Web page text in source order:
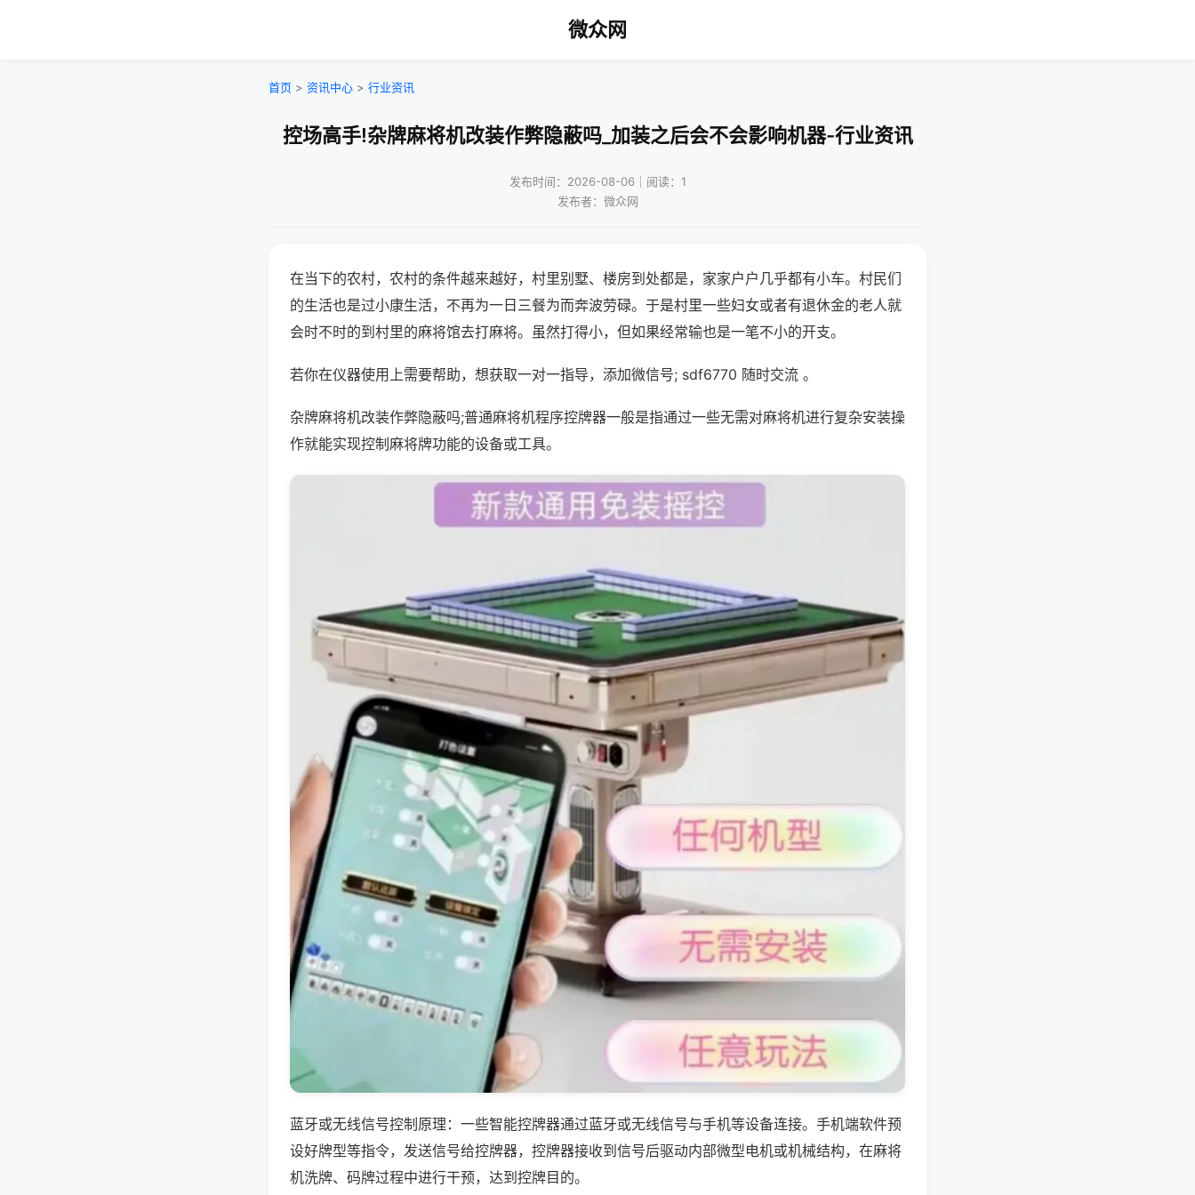
微众网
首页 > 资讯中心 > 行业资讯
控场高手!杂牌麻将机改装作弊隐蔽吗_加装之后会不会影响机器-行业资讯
发布时间：2026-08-06｜阅读：1
发布者：微众网
在当下的农村，农村的条件越来越好，村里别墅、楼房到处都是，家家户户几乎都有小车。村民们
的生活也是过小康生活，不再为一日三餐为而奔波劳碌。于是村里一些妇女或者有退休金的老人就
会时不时的到村里的麻将馆去打麻将。虽然打得小，但如果经常输也是一笔不小的开支。
若你在仪器使用上需要帮助，想获取一对一指导，添加微信号; sdf6770 随时交流 。
杂牌麻将机改装作弊隐蔽吗;普通麻将机程序控牌器一般是指通过一些无需对麻将机进行复杂安装操
作就能实现控制麻将牌功能的设备或工具。
蓝牙或无线信号控制原理：一些智能控牌器通过蓝牙或无线信号与手机等设备连接。手机端软件预
设好牌型等指令，发送信号给控牌器，控牌器接收到信号后驱动内部微型电机或机械结构，在麻将
机洗牌、码牌过程中进行干预，达到控牌目的。